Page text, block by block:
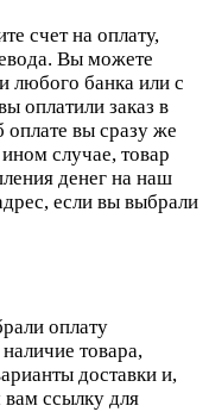
счет на оплату,
Вы можете
любого банка или с
оплатили заказ в
оплате вы сразу же
случае, товар
денег на наш
если вы выбрали
оплату
товара,
доставки и,
вам ссылку для